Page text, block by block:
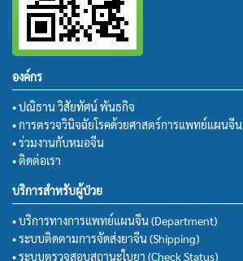
องค์กร
• ปณิธาน วิสัยทัศน์ พันธกิจ
• การตรวจวินิจฉัยโรคด้วยศาสตร์การแพทย์แผนจีน
• ร่วมงานกับหมอจีน
• ติดต่อเรา
บริการสำหรับผู้ป่วย
• บริการทางการแพทย์แผนจีน (Department)
• ระบบติดตามการจัดส่งยาจีน (Shipping)
• ระบบตรวจสอบสถานะใบยา (Check Status)